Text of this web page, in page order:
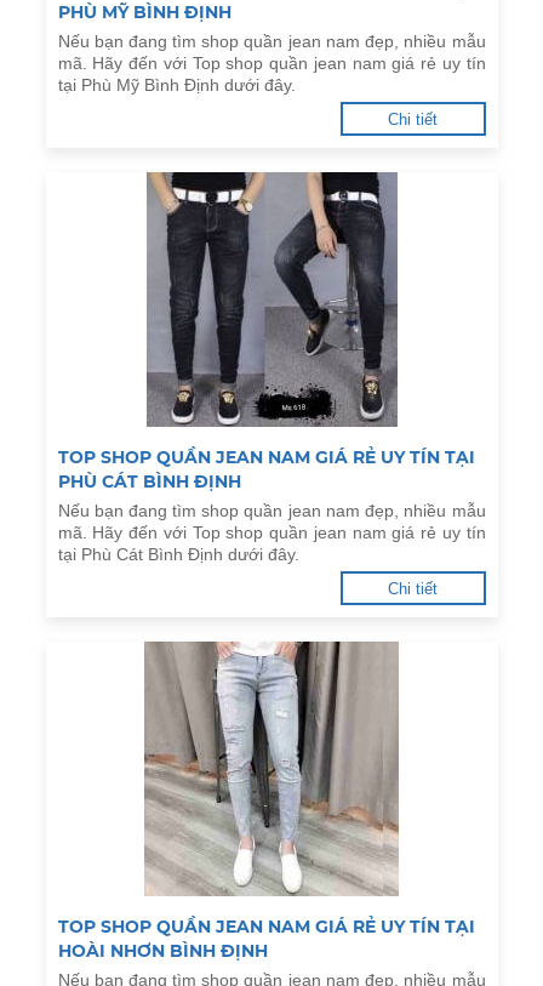
PHÙ MỸ BÌNH ĐỊNH
Nếu bạn đang tìm shop quần jean nam đẹp, nhiều mẫu
mã. Hãy đến với Top shop quần jean nam giá rẻ uy tín
tại Phù Mỹ Bình Định dưới đây.
Chi tiết
TOP SHOP QUẦN JEAN NAM GIÁ RẺ UY TÍN TẠI
PHÙ CÁT BÌNH ĐỊNH
Nếu bạn đang tìm shop quần jean nam đẹp, nhiều mẫu
mã. Hãy đến với Top shop quần jean nam giá rẻ uy tín
tại Phù Cát Bình Định dưới đây.
Chi tiết
TOP SHOP QUẦN JEAN NAM GIÁ RẺ UY TÍN TẠI
HOÀI NHƠN BÌNH ĐỊNH
Nếu bạn đang tìm shop quần jean nam đẹp, nhiều mẫu